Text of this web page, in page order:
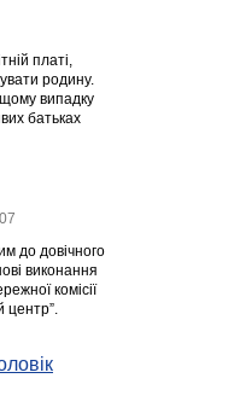
платі,
родину.
випадку
батьках
до довічного
виконання
комісії
центр”.